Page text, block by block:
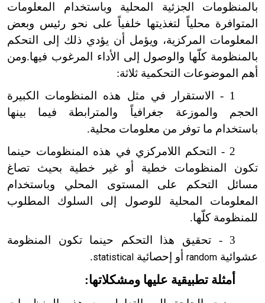
بالمنظومات الجزئية المحلية وباستخدام المعلومات
المتوافرة محلياً لتغذيتها خلفياً على نحو رئيس وبعض
المعلومات المركزية، ويؤمل أن يؤدي ذلك إلى التحكم
بالمنظومة كلّها والوصول إلى الأداء المرغوب فيها.ومن
أهم الموضوعات التحكمية ثلاثة:
1 - الاستقرار في مثل هذه المنظومات الكبيرة
الحجم والموزعة جغرافياً والمترابطة فيما بينها
باستخدام ما توفر من معلومات محلية.
2 - التحكم اللامركزي في هذه المنظومات حينما
تكون المنظومات خطية أو غير خطية بحيث تصاغ
مسائل التحكم على المستوى المحلي وباستخدام
المعلومات المحلية للوصول إلى السلوك المطلوب
للمنظومة كلّها.
3 - تحقيق هذا التحكم حينما تكون المنظومة
عشوائية random أو إحصائية statistical
.
أمثلة تطبيقية عليها ومشكلاتها: